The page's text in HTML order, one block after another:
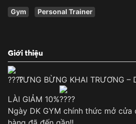
Gym Personal Trainer
Giới thiệu
TƯNG BỪNG KHAI TRƯƠNG –
LÀI GIẢM 10%
Ngày DK GYM chính thức mở cửa